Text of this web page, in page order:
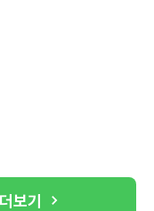
보기